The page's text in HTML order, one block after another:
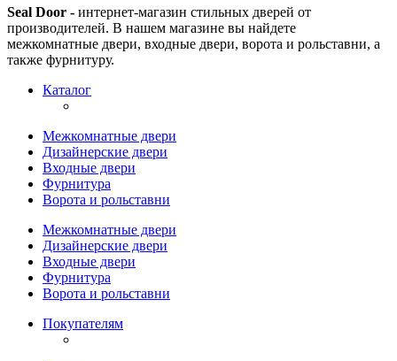
Seal Door - интернет-магазин стильных дверей от
производителей. В нашем магазине вы найдете
межкомнатные двери, входные двери, ворота и рольставни, а
также фурнитуру.
Каталог
Межкомнатные двери
Дизайнерские двери
Входные двери
Фурнитура
Ворота и рольставни
Межкомнатные двери
Дизайнерские двери
Входные двери
Фурнитура
Ворота и рольставни
Покупателям